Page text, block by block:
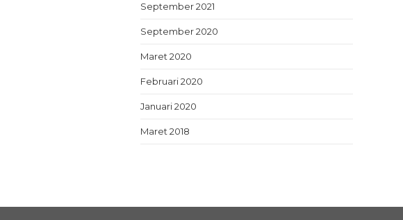
September 2021
September 2020
Maret 2020
Februari 2020
Januari 2020
Maret 2018